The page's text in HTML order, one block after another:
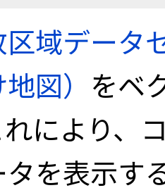
域データ
図） をベ
れにより、
を表示す